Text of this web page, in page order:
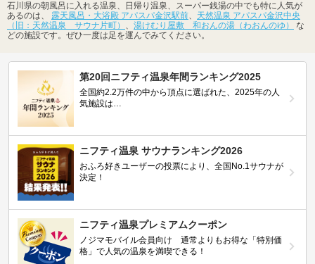
石川県の朝風呂に入れる温泉、日帰り温泉、スーパー銭湯の中でも特に人気が
あるのは、 露天風呂・大浴殿 アパスパ金沢駅前、 天然温泉 アパスパ金沢中央
（旧：天然温泉 サウナ片町） 、 湯けむり屋敷 和おんの湯（わおんのゆ）
な
どの施設です。ぜひ一度は足を運んでみてください。
第20回ニフティ温泉年間ランキング2025
全国約2.2万件の中から頂点に選ばれた、2025年の人
気施設は…
ニフティ温泉 サウナランキング2026
おふろ好きユーザーの投票により、全国No.1サウナが
決定！
ニフティ温泉プレミアムクーポン
ノジマモバイル会員向け 通常よりもお得な「特別価
格」で人気の温泉を満喫できる！